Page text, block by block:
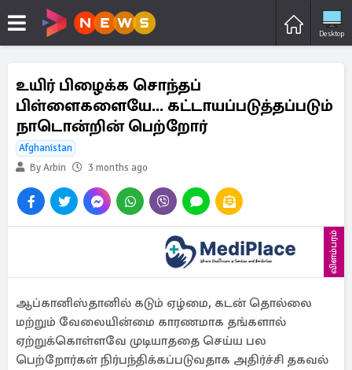
Desktop
உயிர் பிழைக்க சொந்தப்
பிள்ளைகளையே... கட்டாயப்படுத்தப்படும்
நாடொன்றின் பெற்றோர்
Afghanistan
By Arbin
3 months ago
விளம்பரம்
ஆப்கானிஸ்தானில் கடும் ஏழ்மை, கடன் தொல்லை
மற்றும் வேலையின்மை காரணமாக தங்களால்
ஏற்றுக்கொள்ளவே முடியாததை செய்ய பல
பெற்றோர்கள் நிர்பந்திக்கப்படுவதாக அதிர்ச்சி தகவல்